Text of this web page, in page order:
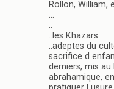
Rollon, William,
…
..
..les Khazars..
..adeptes du
sacrifice d
derniers, mis
abrahamique,